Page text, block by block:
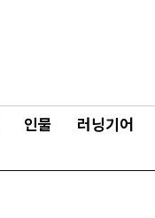
인물 러닝기어